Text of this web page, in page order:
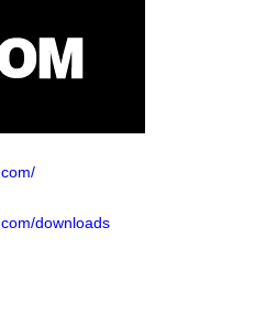
downloads